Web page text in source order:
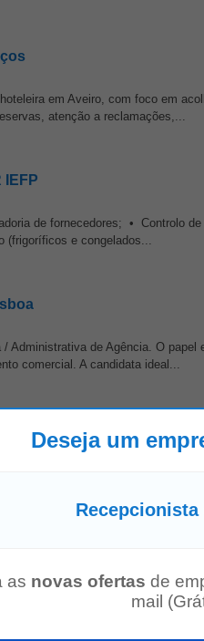
em Aveiro, com foco em
atenção a reclamações,...
IEFP
de fornecedores; • Controlo
(frigoríficos e congelados...
Administrativa de Agência. O papel
comercial. A candidata ideal...
do grupo Envia o teu CV para
e BackOffice para reforçar a
Requisitos: ensino...
Deseja um
Recepcionista
as novas ofertas de
mail